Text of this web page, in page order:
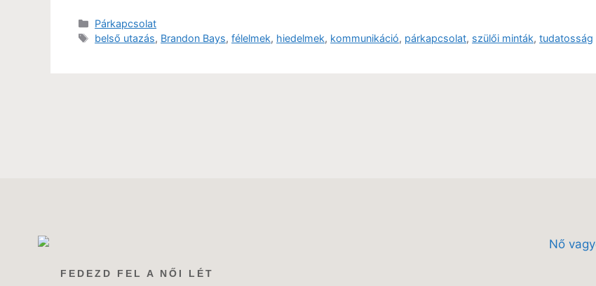
Párkapcsolat
belső utazás, Brandon Bays,félelmek, hiedelmek, kommunikáció, párkapcsolat, szülői minták,tudatosság
FEDEZD FEL A NŐI LÉT